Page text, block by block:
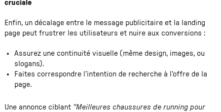
cruciale
Enfin, un décalage entre le message publicitaire et la landing
page peut frustrer les utilisateurs et nuire aux conversions :
Assurez une continuité visuelle (même design, images, ou
slogans).
Faites correspondre l’intention de recherche à l’offre de la
page.
Une annonce ciblant "Meilleures chaussures de running pour